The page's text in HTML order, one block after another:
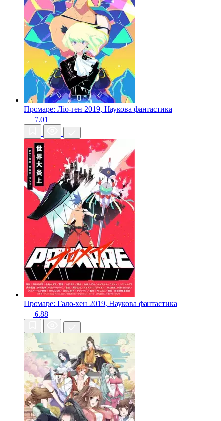
Промаре: Ліо-ген 2019, Наукова фантастика
7.01
Промаре: Гало-хен 2019, Наукова фантастика
6.88